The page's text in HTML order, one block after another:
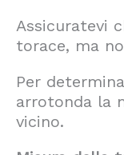
Assicuratevi
torace, ma
Per
arrotonda la
vicino.